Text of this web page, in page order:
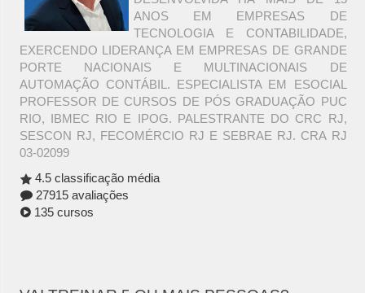
ANOS EM EMPRESAS DE
TECNOLOGIA E CONTABILIDADE,
EXERCENDO LIDERANÇA EM EMPRESAS DE GRANDE
PORTE NACIONAIS E MULTINACIONAIS DE
AUTOMAÇÃO CONTÁBIL. ESPECIALISTA EM ESOCIAL
PROFESSOR DE CURSOS DE PÓS GRADUAÇÃO PUC
RIO, IBMEC RIO E IPOG. PALESTRANTE DO CRC RJ,
SESCON RJ, FECOMÉRCIO RJ E SEBRAE RJ. CRA RJ
03-02099
4.5 classificação média
27915 avaliações
135 cursos